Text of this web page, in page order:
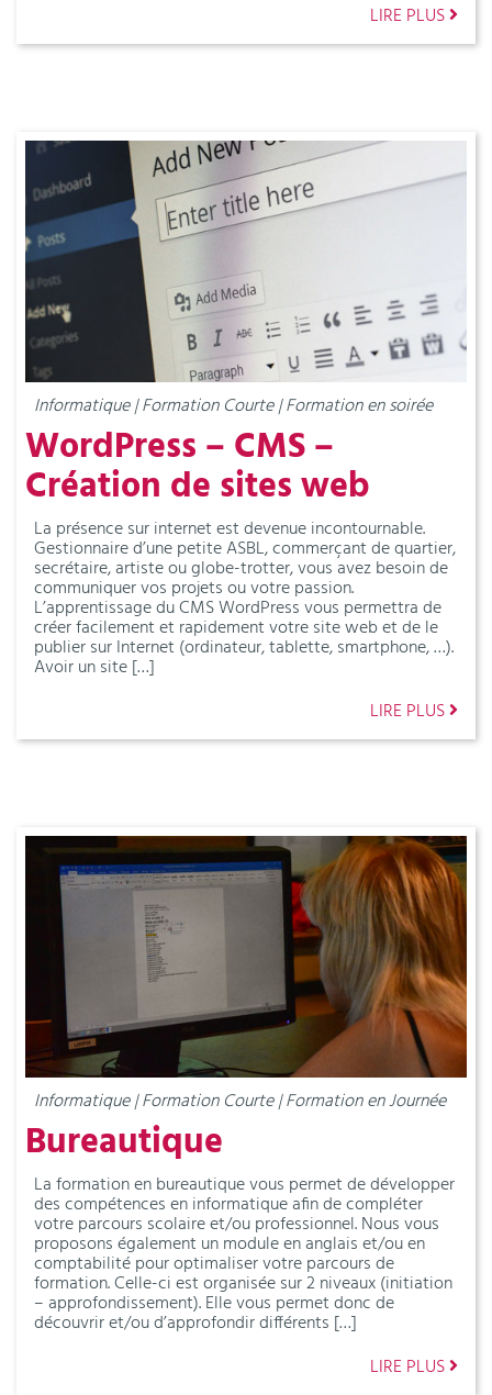
LIRE PLUS
Informatique | Formation Courte | Formation en soirée
WordPress – CMS –
Création de sites web
La présence sur internet est devenue incontournable.
Gestionnaire d’une petite ASBL, commerçant de quartier,
secrétaire, artiste ou globe-trotter, vous avez besoin de
communiquer vos projets ou votre passion.
L’apprentissage du CMS WordPress vous permettra de
créer facilement et rapidement votre site web et de le
publier sur Internet (ordinateur, tablette, smartphone, …).
Avoir un site […]
LIRE PLUS
Informatique | Formation Courte | Formation en Journée
Bureautique
La formation en bureautique vous permet de développer
des compétences en informatique afin de compléter
votre parcours scolaire et/ou professionnel. Nous vous
proposons également un module en anglais et/ou en
comptabilité pour optimaliser votre parcours de
formation. Celle-ci est organisée sur 2 niveaux (initiation
– approfondissement). Elle vous permet donc de
découvrir et/ou d’approfondir différents […]
LIRE PLUS